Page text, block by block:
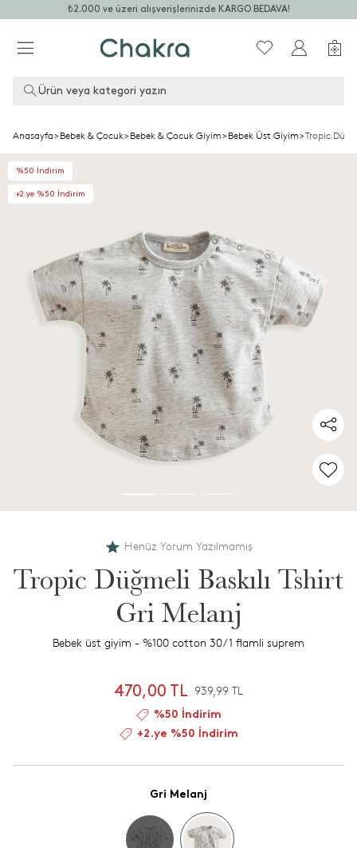
₺2.000 ve üzeri alışverişlerinizde KARGO BEDAVA!
Ürün veya kategori yazın
Anasayfa>Bebek & Çocuk>Bebek & Çocuk Giyim>Bebek Üst Giyim>Tropic
%50 İndirim
+2.ye %50 İndirim
Henüz Yorum Yazılmamış
Tropic Düğmeli Baskılı Tshirt
Gri Melanj
Bebek üst giyim - %100 cotton 30/1 flamli suprem
470,00 TL 939,99 TL
%50 İndirim
+2.ye %50 İndirim
Gri Melanj